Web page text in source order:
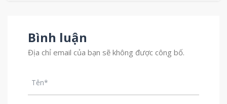
Bình luận
Địa chỉ email của bạn sẽ không được công bố.